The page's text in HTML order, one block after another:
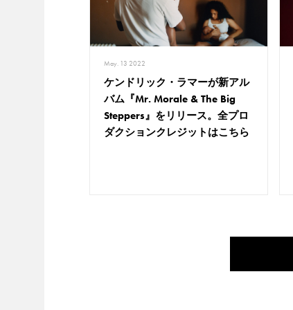
May. 13 2022
ケンドリック・ラマーが新アル
バム『Mr. Morale & The Big
Steppers』をリリース。全プロ
ダクションクレジットはこちら